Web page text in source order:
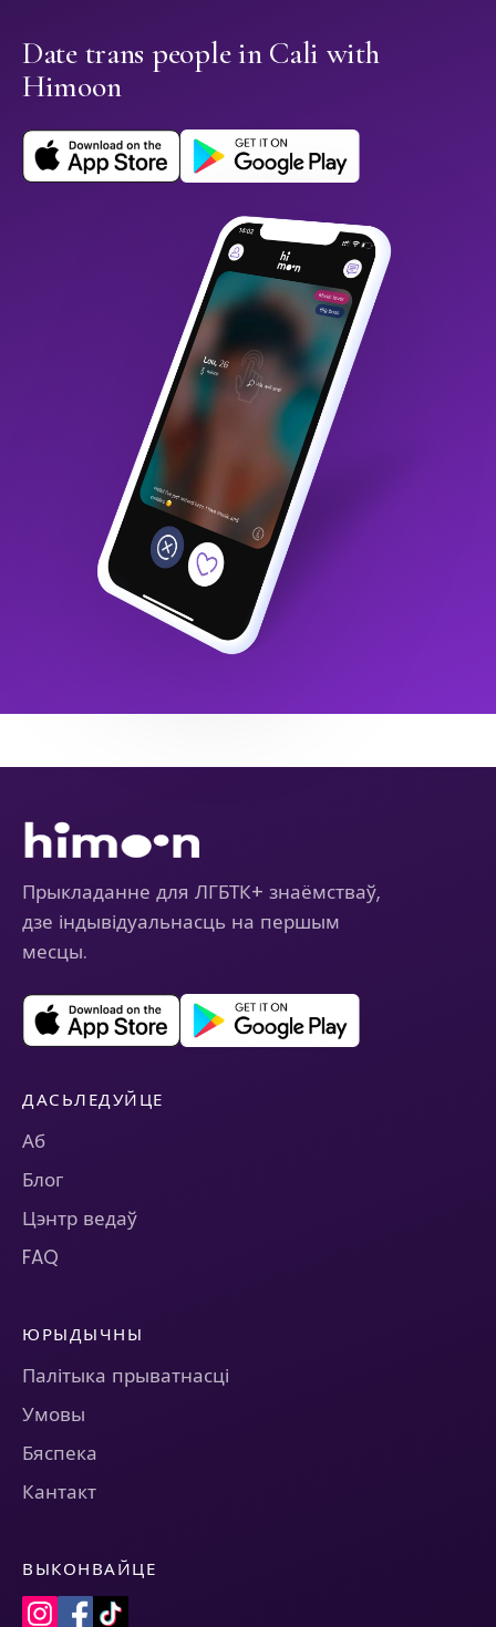
Date trans people in Cali with
Himoon
Прыкладанне для ЛГБТК+ знаёмстваў,
дзе індывідуальнасць на першым
месцы.
ДАСЬЛЕДУЙЦЕ
Аб
Блог
Цэнтр ведаў
FAQ
ЮРЫДЫЧНЫ
Палітыка прыватнасці
Умовы
Бяспека
Кантакт
ВЫКОНВАЙЦЕ